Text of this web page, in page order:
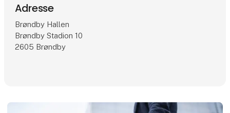
Adresse
Brøndby Hallen
Brøndby Stadion 10
2605 Brøndby